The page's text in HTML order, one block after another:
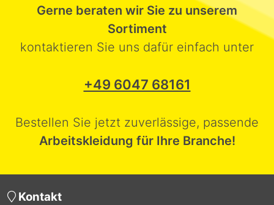
Gerne beraten wir Sie zu unserem
Sortiment
kontaktieren Sie uns dafür einfach unter
+49 6047 68161
Bestellen Sie jetzt zuverlässige, passende
Arbeitskleidung für Ihre Branche!
Kontakt